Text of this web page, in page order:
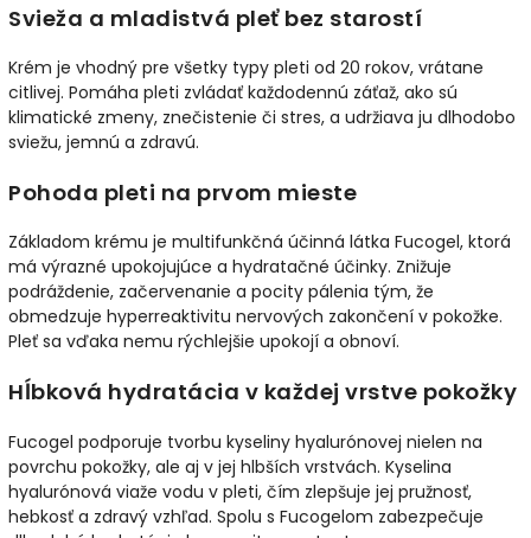
Svieža a mladistvá pleť bez starostí
Krém je vhodný pre všetky typy pleti od 20 rokov, vrátane
citlivej. Pomáha pleti zvládať každodennú záťaž, ako sú
klimatické zmeny, znečistenie či stres, a udržiava ju dlhodobo
sviežu, jemnú a zdravú.
Pohoda pleti na prvom mieste
Základom krému je multifunkčná účinná látka Fucogel, ktorá
má výrazné upokojujúce a hydratačné účinky. Znižuje
podráždenie, začervenanie a pocity pálenia tým, že
obmedzuje hyperreaktivitu nervových zakončení v pokožke.
Pleť sa vďaka nemu rýchlejšie upokojí a obnoví.
Hĺbková hydratácia v každej vrstve pokožky
Fucogel podporuje tvorbu kyseliny hyalurónovej nielen na
povrchu pokožky, ale aj v jej hlbších vrstvách. Kyselina
hyalurónová viaže vodu v pleti, čím zlepšuje jej pružnosť,
hebkosť a zdravý vzhľad. Spolu s Fucogelom zabezpečuje